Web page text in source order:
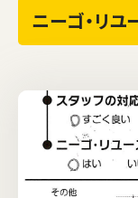
ニーゴ・リ